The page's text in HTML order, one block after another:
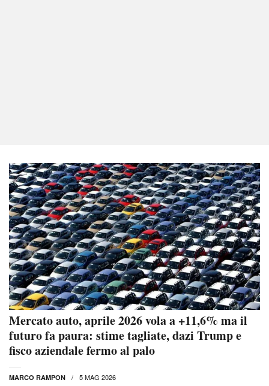
Mercato auto, aprile 2026 vola a +11,6% ma il
futuro fa paura: stime tagliate, dazi Trump e
fisco aziendale fermo al palo
MARCO RAMPON 5 MAG 2026